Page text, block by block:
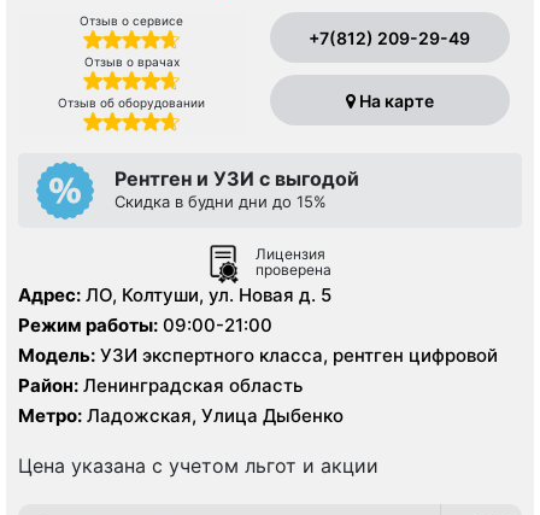
Отзыв о сервисе
Отзыв о врачах
Отзыв об оборудовании
+7(812) 209-29-49
На карте
Рентген и УЗИ с выгодой
Скидка в будни дни до 15%
Лицензия
проверена
Адрес: ЛО, Колтуши, ул. Новая д. 5
Режим работы: 09:00-21:00
Модель: УЗИ экспертного класса, рентген цифровой
Район: Ленинградская область
Метро: Ладожская, Улица Дыбенко
Цена указана с учетом льгот и акции